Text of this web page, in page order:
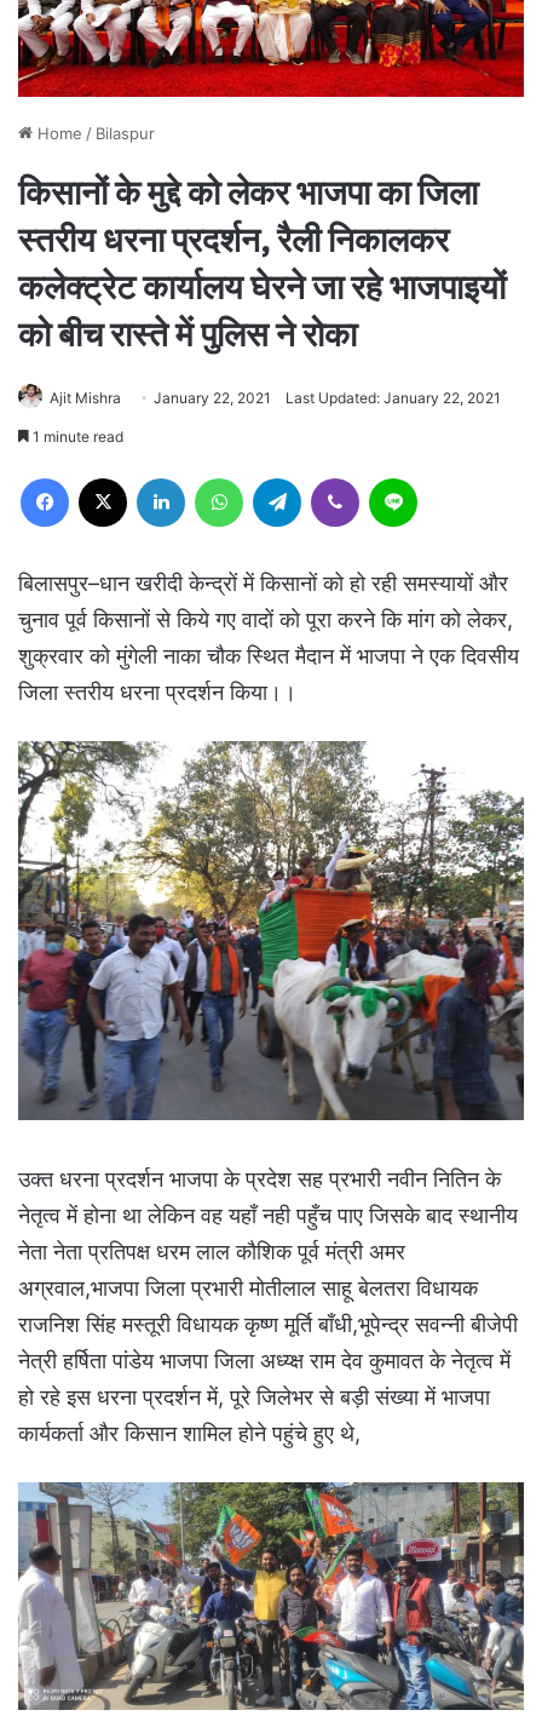
Home / Bilaspur
किसानों के मुद्दे को लेकर भाजपा का जिला
स्तरीय धरना प्रदर्शन, रैली निकालकर
कलेक्ट्रेट कार्यालय घेरने जा रहे भाजपाइयों
को बीच रास्ते में पुलिस ने रोका
Ajit Mishra January 22, 2021 Last Updated: January 22, 2021
1 minute read
Facebook LinkedIn WhatsAppTelegram Viber
बिलासपुर–धान खरीदी केन्द्रों में किसानों को हो रही समस्यायों और
चुनाव पूर्व किसानों से किये गए वादों को पूरा करने कि मांग को लेकर,
शुक्रवार को मुंगेली नाका चौक स्थित मैदान में भाजपा ने एक दिवसीय
जिला स्तरीय धरना प्रदर्शन किया।।
उक्त धरना प्रदर्शन भाजपा के प्रदेश सह प्रभारी नवीन नितिन के
नेतृत्व में होना था लेकिन वह यहाँ नही पहुँच पाए जिसके बाद स्थानीय
नेता नेता प्रतिपक्ष धरम लाल कौशिक पूर्व मंत्री अमर
अग्रवाल,भाजपा जिला प्रभारी मोतीलाल साहू बेलतरा विधायक
राजनिश सिंह मस्तूरी विधायक कृष्ण मूर्ति बाँधी,भूपेन्द्र सवन्नी बीजेपी
नेत्री हर्षिता पांडेय भाजपा जिला अध्य्क्ष राम देव कुमावत के नेतृत्व में
हो रहे इस धरना प्रदर्शन में, पूरे जिलेभर से बड़ी संख्या में भाजपा
कार्यकर्ता और किसान शामिल होने पहुंचे हुए थे,